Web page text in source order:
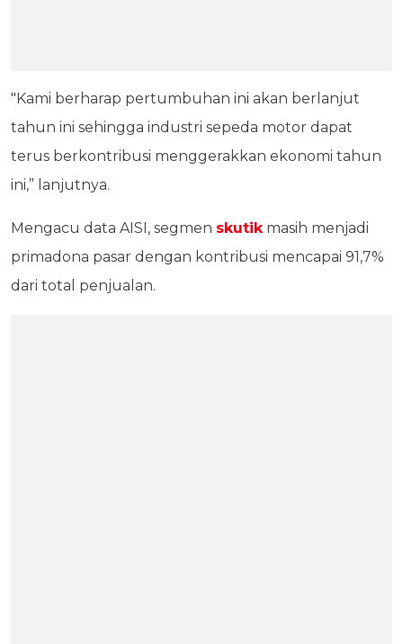
"Kami berharap pertumbuhan ini akan berlanjut
tahun ini sehingga industri sepeda motor dapat
terus berkontribusi menggerakkan ekonomi tahun
ini,” lanjutnya.
Mengacu data AISI, segmen skutikmasih menjadi
primadona pasar dengan kontribusi mencapai 91,7%
dari total penjualan.